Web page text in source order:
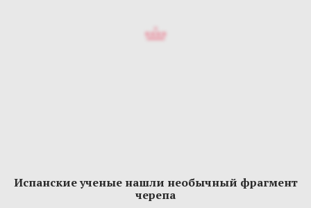
Испанские ученые нашли необычный фрагмент
черепа